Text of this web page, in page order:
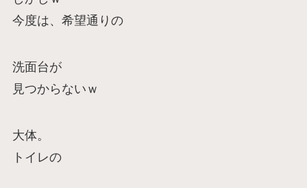
今度は、希望通りの
洗面台が
見つからないｗ
大体。
トイレの